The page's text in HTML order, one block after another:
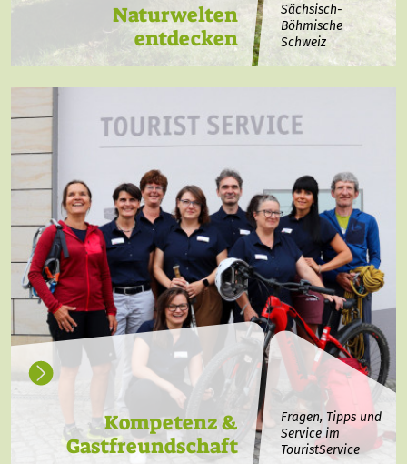
Naturwelten
entdecken
Sächsisch-
Böhmische
Schweiz
Kompetenz &
Gastfreundschaft
Fragen, Tipps und
Service im
TouristService